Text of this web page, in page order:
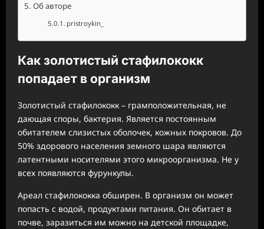
Об авторе
pristroykin_
Как золотистый стафилококк
попадает в организм
Золотистый стафилококк – грамположительная, не
дающая споры, бактерия. Является постоянным
обитателем слизистых оболочек, кожных покровов. До
50% здорового населения земного шара являются
латентными носителями этого микроорганизма. Не у
всех появляются фурункулы.
Ареал стафилококка обширен. В организм он может
попасть с водой, продуктами питания. Он обитает в
почве, заразиться им можно на детской площадке,